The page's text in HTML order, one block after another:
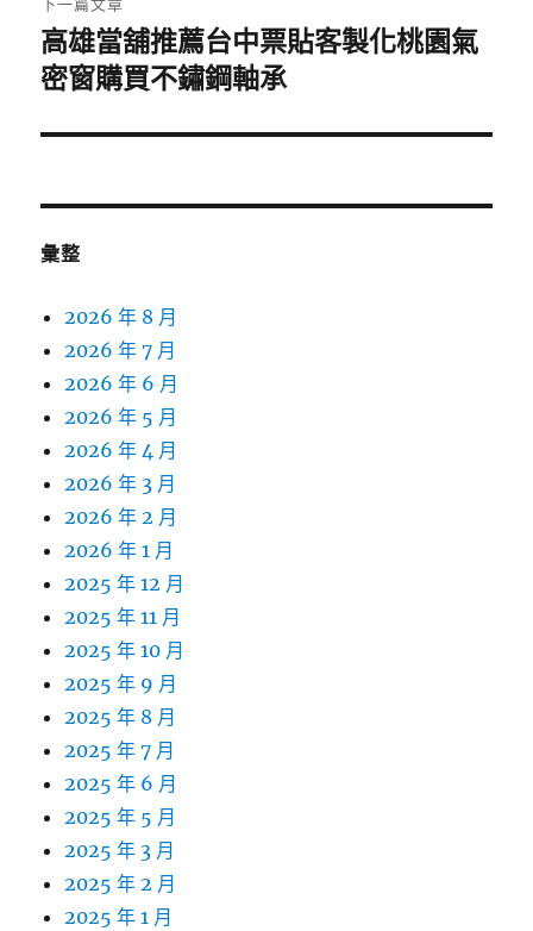
下
一
文
高雄當舖推薦台中票貼客製化桃園氣
密窗購買不鏽鋼軸承
彙整
2026 年 8 月
2026 年 7 月
2026 年 6 月
2026 年 5 月
2026 年 4 月
2026 年 3 月
2026 年 2 月
2026 年 1 月
2025 年 12 月
2025 年 11 月
2025 年 10 月
2025 年 9 月
2025 年 8 月
2025 年 7 月
2025 年 6 月
2025 年 5 月
2025 年 3 月
2025 年 2 月
2025 年 1 月